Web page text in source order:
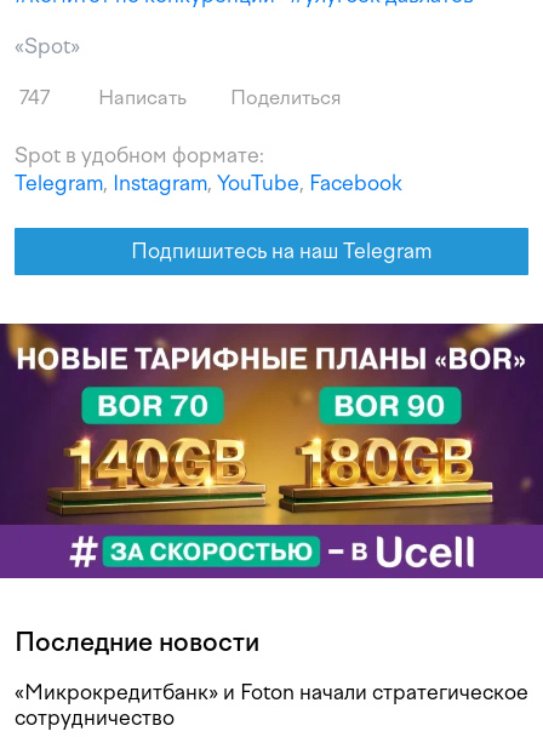
«Spot»
747 Написать Поделиться
Spot в удобном формате:
Telegram, Instagram, YouTube, Facebook
Подпишитесь на наш Telegram
Последние новости
«Микрокредитбанк» и Foton начали стратегическое
сотрудничество